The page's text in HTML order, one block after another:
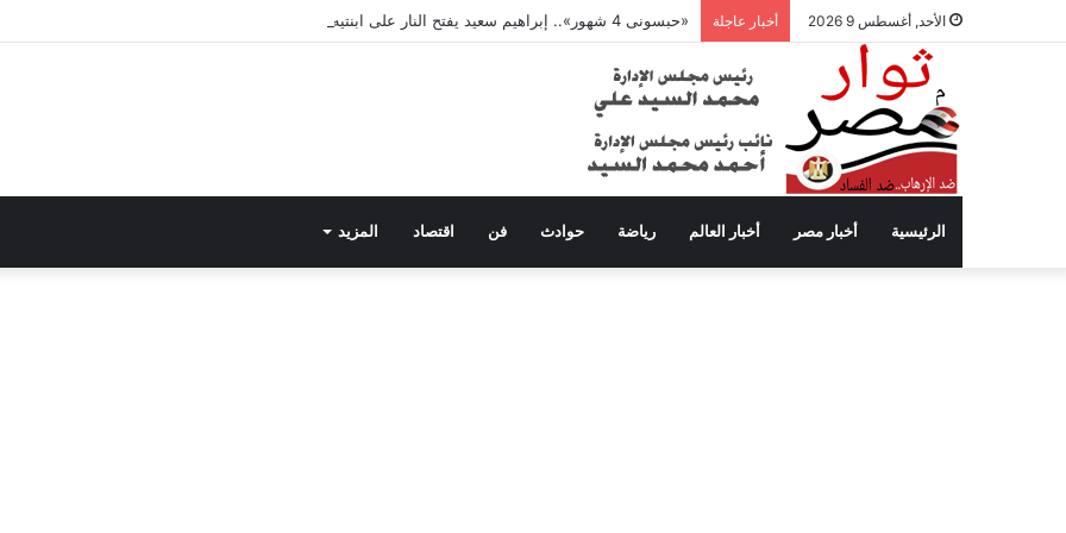
الأحد, أغسطس 9 2026 أخبار عاجلة «حبسونى 4 شهور».. إبراهيم سعيد يفتح النار على ابنتيه: والله ما مسامحكم
الرئيسية أخبار مصر أخبار العالم رياضة حوادث فن اقتصاد المزيد